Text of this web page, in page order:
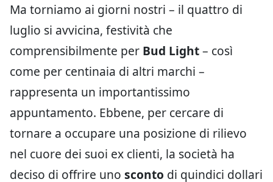
Ma torniamo ai giorni nostri – il quattro di
luglio si avvicina, festività che
comprensibilmente per Bud Light– così
come per centinaia di altri marchi –
rappresenta un importantissimo
appuntamento. Ebbene, per cercare di
tornare a occupare una posizione di rilievo
nel cuore dei suoi ex clienti, la società ha
deciso di offrire uno sconto di quindici dollari